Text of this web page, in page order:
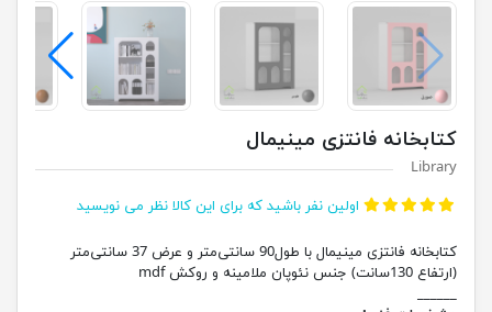
کتابخانه فانتزی مینیمال
Library
اولین نفر باشید که برای این کالا نظر می نویسید
کتابخانه فانتزی مینیمال با طول90 سانتی‌متر و عرض 37 سانتی‌متر
(ارتفاع 130سانت) جنس نئوپان ملامینه و روکش mdf
______